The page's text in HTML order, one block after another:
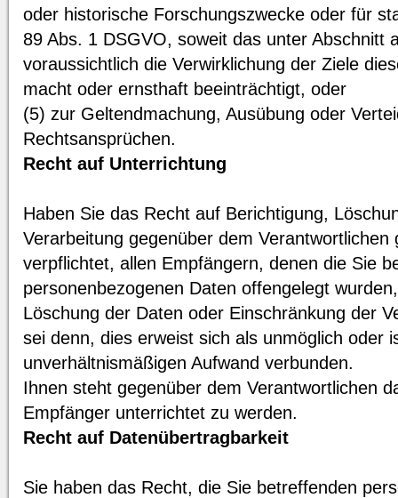
oder historische Forschungszwecke oder für
89 Abs. 1 DSGVO, soweit das unter Abschnitt
voraussichtlich die Verwirklichung der Ziele
macht oder ernsthaft beeinträchtigt, oder
(5) zur Geltendmachung, Ausübung oder
Rechtsansprüchen.
Recht auf Unterrichtung
Haben Sie das Recht auf Berichtigung,
Verarbeitung gegenüber dem
verpflichtet, allen Empfängern, denen die Sie
personenbezogenen Daten offengelegt
Löschung der Daten oder Einschränkung der
sei denn, dies erweist sich als unmöglich oder
unverhältnismäßigen Aufwand verbunden.
Ihnen steht gegenüber dem Verantwortlichen
Empfänger unterrichtet zu werden.
Recht auf Datenübertragbarkeit
Sie haben das Recht, die Sie betreffenden